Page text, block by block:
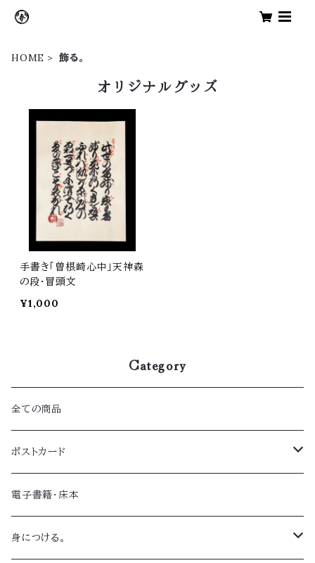
HOME 飾る。
オリジナルグッズ
手書き「曽根崎心中」天神森
の段・冒頭文
¥1,000
Category
全ての商品
ポストカード
セット
単体
電子書籍・床本
身につける。